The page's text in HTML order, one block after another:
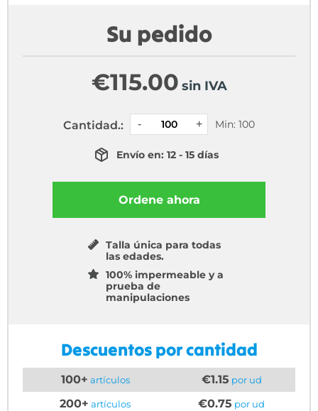
Su pedido
€115.00 sin IVA
Cantidad.: Min: 100
Envío en: 12 - 15 días
Ordene ahora
Talla única para todas
las edades.
100% impermeable y a
prueba de
manipulaciones
Descuentos por cantidad
100+ artículos €1.15 por ud
200+ artículos €0.75 por ud